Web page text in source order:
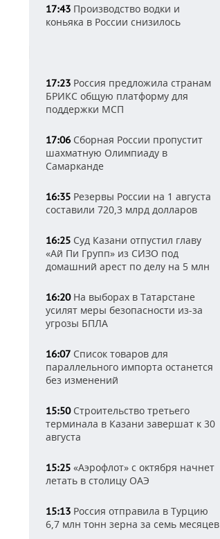
17:43 Производство водки и
коньяка в России снизилось
17:23 Россия предложила странам
БРИКС общую платформу для
поддержки МСП
17:06 Сборная России пропустит
шахматную Олимпиаду в
Самарканде
16:35 Резервы России на 1 августа
составили 720,3 млрд долларов
16:25 Суд Казани отпустил главу
«Ай Пи Групп» из СИЗО под
домашний арест по делу на 5 млн
16:20На выборах в Татарстане
усилят меры безопасности из-за
угрозы БПЛА
16:07 Список товаров для
параллельного импорта останется
без изменений
15:50Строительство третьего
терминала в Казани завершат к 30
августа
15:25 «Аэрофлот» с октября начнет
летать в столицу ОАЭ
15:13 Россия отправила в Турцию
6,7 млн тонн зерна за семь месяцев